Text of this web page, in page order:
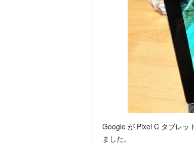
Google が Pixel C タブレッ
ました。